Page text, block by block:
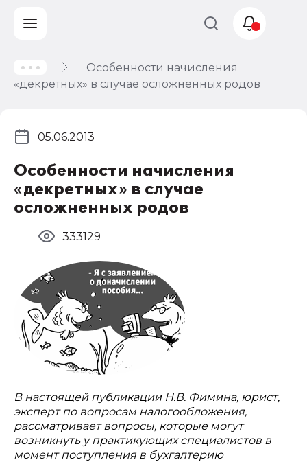
Особенности начисления
«декретных» в случае осложненных родов
Особенности начисления
«декретных» в случае
осложненных родов
05.06.2013
333129
В настоящей публикации Н.В. Фимина, юрист,
эксперт по вопросам налогообложения,
рассматривает вопросы, которые могут
возникнуть у практикующих специалистов в
момент поступления в бухгалтерию
Учет и
налогообложение